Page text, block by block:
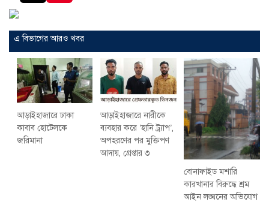
এ বিভাগের আরও খবর
আড়াইহাজারে ঢাকা
কাবাব হোটেলকে
জরিমানা
আড়াইহাজারে নারীকে
ব্যবহার করে ‘হানি ট্র্যাপ’,
অপহরণের পর মুক্তিপণ
আদায়, গ্রেপ্তার ৩
বোনাফাইড মশারি
কারখানার বিরুদ্ধে শ্রম
আইন লঙ্ঘনের অভিযোগ